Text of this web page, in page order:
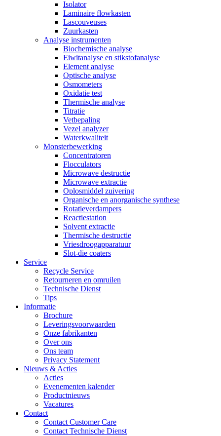
Isolator
Laminaire flowkasten
Lascouveuses
Zuurkasten
Analyse instrumenten
Biochemische analyse
Eiwitanalyse en stikstofanalyse
Element analyse
Optische analyse
Osmometers
Oxidatie test
Thermische analyse
Titratie
Vetbepaling
Vezel analyzer
Waterkwaliteit
Monsterbewerking
Concentratoren
Flocculators
Microwave destructie
Microwave extractie
Oplosmiddel zuivering
Organische en anorganische synthese
Rotatieverdampers
Reactiestation
Solvent extractie
Thermische destructie
Vriesdroogapparatuur
Slot-die coaters
Service
Recycle Service
Retourneren en omruilen
Technische Dienst
Tips
Informatie
Brochure
Leveringsvoorwaarden
Onze fabrikanten
Over ons
Ons team
Privacy Statement
Nieuws & Acties
Acties
Evenementen kalender
Productnieuws
Vacatures
Contact
Contact Customer Care
Contact Technische Dienst